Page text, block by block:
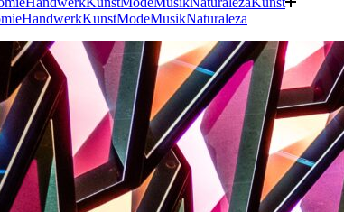
HandwerkKunstModeMusikNaturaleza